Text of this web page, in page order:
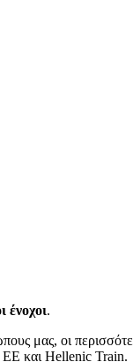
ένοχοι.
μας, οι
ΕΕ και Hellenic Train.